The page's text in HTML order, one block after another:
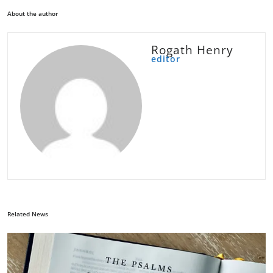
About the author
Rogath Henry
editor
Related News